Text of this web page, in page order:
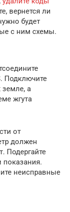
вернется ли
будет
с ним схемы.
Подключите
а
жгута
от
должен
Подергайте
показания.
неисправные